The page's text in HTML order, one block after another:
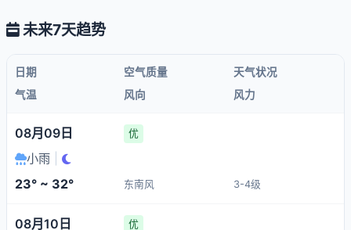
未来7天趋势
日期 空气质量
天气状况
气温
风向 风力
08月09日 优
小雨
23° ~ 32° 东南风 3-4级
08月10日 优